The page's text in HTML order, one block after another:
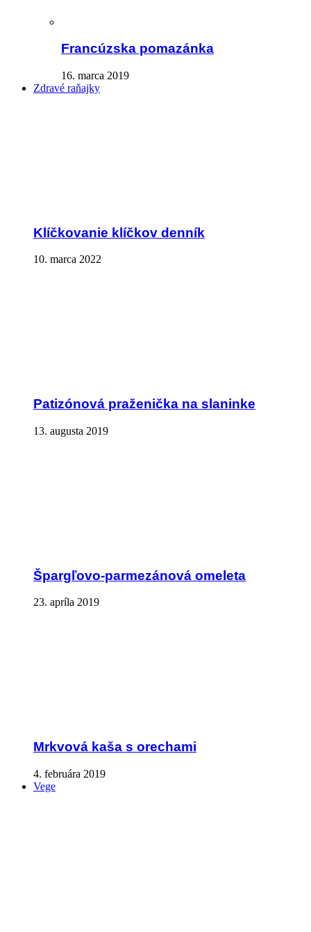
Francúzska pomazánka
16. marca 2019
Zdravé raňajky
Klíčkovanie klíčkov denník
10. marca 2022
Patizónová praženička na slaninke
13. augusta 2019
Špargľovo-parmezánová omeleta
23. apríla 2019
Mrkvová kaša s orechami
4. februára 2019
Vege